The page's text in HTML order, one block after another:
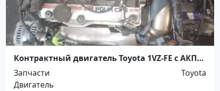
Контрактный двигатель Toyota 1VZ-FE с АКПП
Краснодар
Запчасти
Toyota
Двигатель